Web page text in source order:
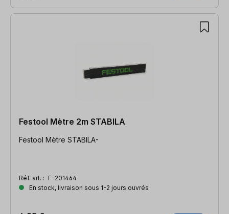
Festool Mètre 2m STABILA
Festool Mètre STABILA-
Réf. art. : F-201464
En stock, livraison sous 1-2 jours ouvrés